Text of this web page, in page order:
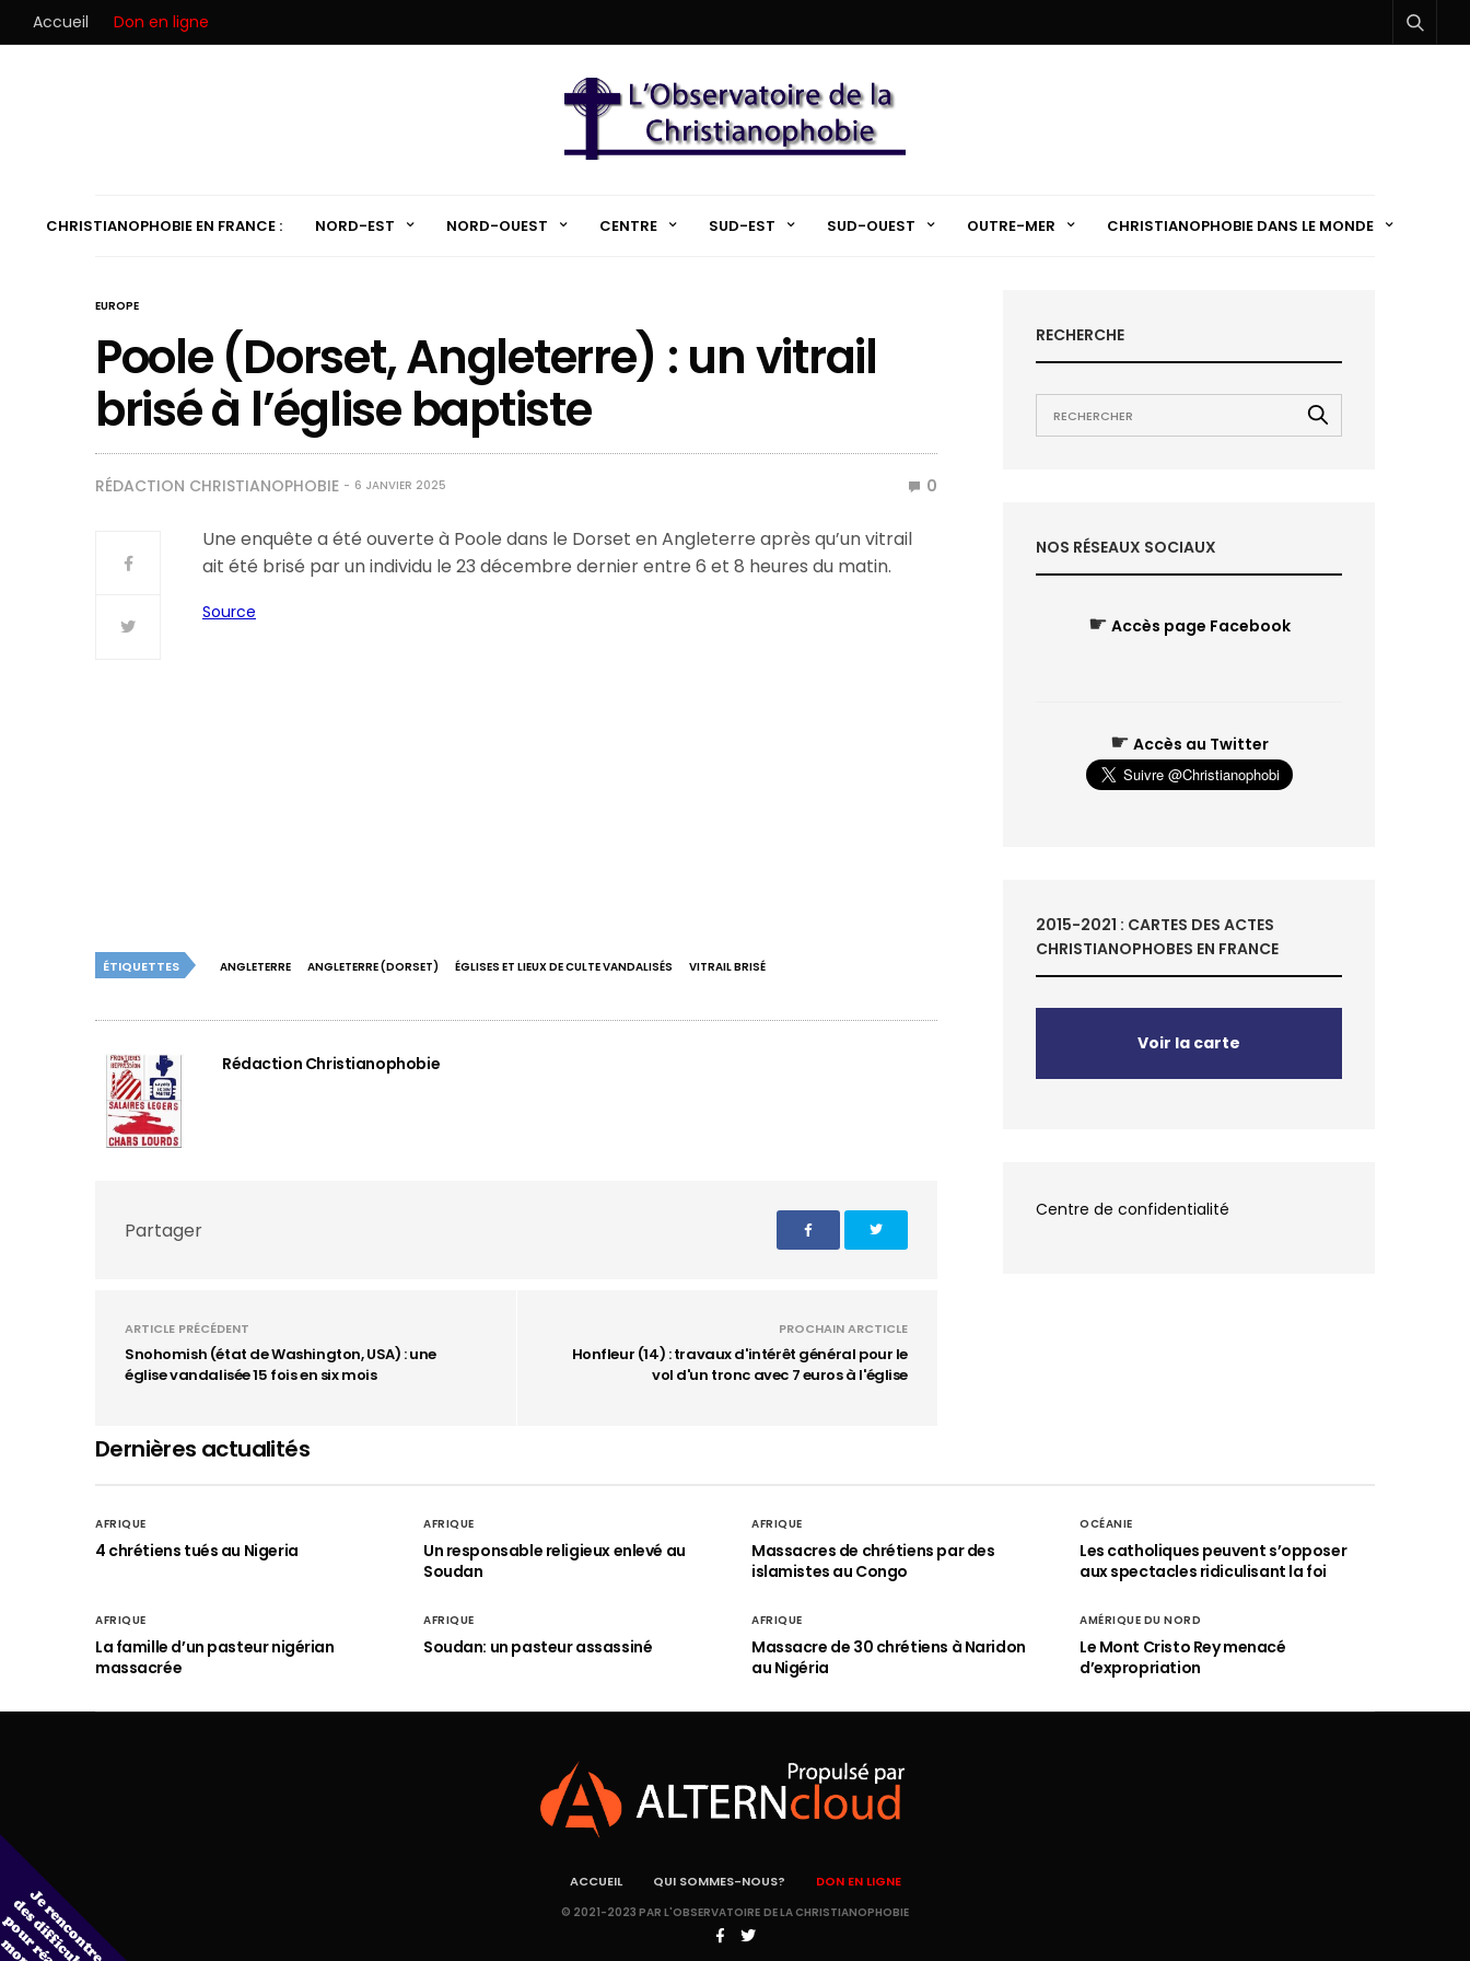
Accueil Don en ligne
CHRISTIANOPHOBIE EN FRANCE : NORD-EST NORD-OUEST CENTRE SUD-EST SUD-OUEST OUTRE-MER CHRISTIANOPHOBIE DANS LE MONDE
EUROPE
Poole (Dorset, Angleterre) : un vitrail
brisé à l’église baptiste
RÉDACTION CHRISTIANOPHOBIE 6 JANVIER 2025 0
Une enquête a été ouverte à Poole dans le Dorset en Angleterre après qu’un vitrail
ait été brisé par un individu le 23 décembre dernier entre 6 et 8 heures du matin.
Source
ÉTIQUETTES ANGLETERRE ANGLETERRE (DORSET) ÉGLISES ET LIEUX DE CULTE VANDALISÉS VITRAIL BRISÉ
Rédaction Christianophobie
Partager
ARTICLE PRÉCÉDENT
Snohomish (état de Washington, USA) : une
église vandalisée 15 fois en six mois
PROCHAIN ARCTICLE
Honfleur (14) : travaux d'intérêt général pour le
vol d'un tronc avec 7 euros à l'église
RECHERCHE
NOS RÉSEAUX SOCIAUX
☛ Accès page Facebook
☛ Accès au Twitter
2015-2021 : CARTES DES ACTES
CHRISTIANOPHOBES EN FRANCE
Voir la carte
Centre de confidentialité
Dernières actualités
AFRIQUE
4 chrétiens tués au Nigeria
AFRIQUE
Un responsable religieux enlevé au
Soudan
AFRIQUE
Massacres de chrétiens par des
islamistes au Congo
OCÉANIE
Les catholiques peuvent s’opposer
aux spectacles ridiculisant la foi
AFRIQUE
La famille d’un pasteur nigérian
massacrée
AFRIQUE
Soudan: un pasteur assassiné
AFRIQUE
Massacre de 30 chrétiens à Naridon
au Nigéria
AMÉRIQUE DU NORD
Le Mont Cristo Rey menacé
d’expropriation
ACCUEIL QUI SOMMES-NOUS? DON EN LIGNE
© 2021-2023 PAR L'OBSERVATOIRE DE LA CHRISTIANOPHOBIE